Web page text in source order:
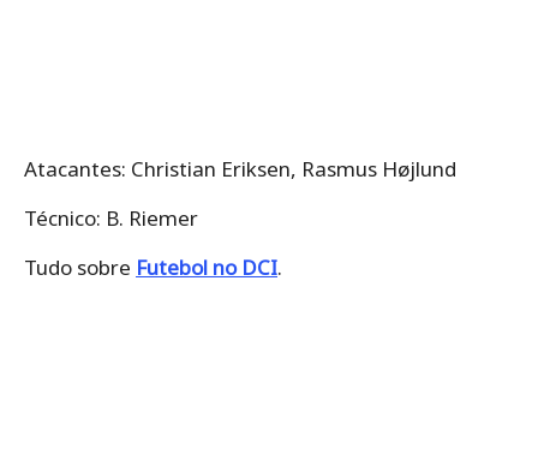
Atacantes: Christian Eriksen, Rasmus Højlund
Técnico: B. Riemer
Tudo sobre Futebol no DCI.